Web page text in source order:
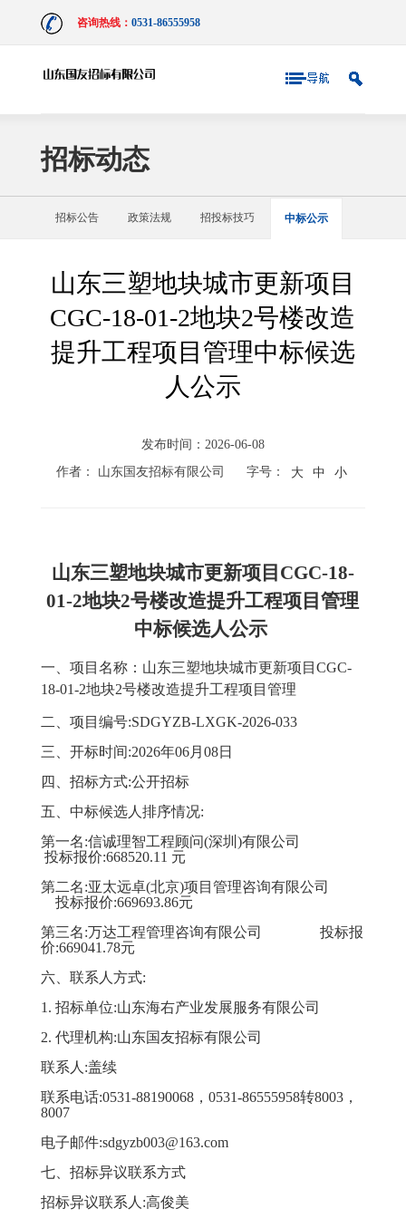
咨询热线： 0531-86555958
招标动态
招标公告 政策法规 招投标技巧 中标公示
山东三塑地块城市更新项目
CGC-18-01-2地块2号楼改造
提升工程项目管理中标候选
人公示
发布时间：2026-06-08
作者： 山东国友招标有限公司
字号： 大 中 小
山东三塑地块城市更新项目 CGC-18-
01-2地块2号楼改造提升工程项目管理
中标候选人公示
一、项目名称：山东三塑地块城市更新项目 CGC-
18-01-2地块2号楼改造提升工程项目管理
二、项目编号:SDGYZB-LXGK-2026-033
三、 开标时间:2026年06月 08日
四、 招标方式:公开招标
五、 中标候选人排序情况:
第一名:信诚理智工程顾问(深圳)有限公司
投标报价:668520.11 元
第二名:亚太远卓(北京)项目管理咨询有限公司
投标报价:669693.86元
第三名:万达工程管理咨询有限公司
投标报
价:669041.78元
六、 联系人方式:
1. 招标单位:山东海右产业发展服务有限公司
2. 代理机构:山东国友招标有限公司
联系人 :盖续
联系电话:0531-88190068，0531-86555958转8003，
8007
电子邮件:sdgyzb003@163.com
七、招标异议联系方式
招标异议联系人 :高俊美